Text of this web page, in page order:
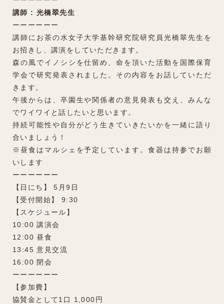
講師 : 光橋翠先生
ーーーーーー
講師にお茶の水女子大学基幹研究院研究員光橋翠先生を
お招きし、講演をしていただきます。
森の風でイノシシを仕留め、命を頂いた活動を国際保育
学会で研究発表されました。その内容をお話していただ
きます。
午後からは、卒園生や関係者の意見発表も交え、みんな
でワイワイと話したいと思います。
持続可能性や自分がどう生きていきたいかを一緒に語り
合いましょう！
※昼食はマルシェを予定しています。食器は持参でお願
いします
ーーーーーー
【日にち】 5月9日
【受付開始】 9:30
【スケジュール】
10:00 講演会
12:00 昼食
13:45 意見交流
16:00 閉会
ーーーーーー
【参加費】
協賛金として1口 1,000円